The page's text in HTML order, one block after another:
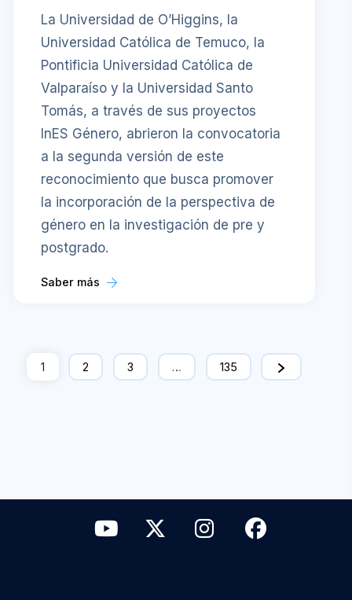
La Universidad de O’Higgins, la
Universidad Católica de Temuco, la
Pontificia Universidad Católica de
Valparaíso y la Universidad Santo
Tomás, a través de sus proyectos
InES Género, abrieron la convocatoria
a la segunda versión de este
reconocimiento que busca promover
la incorporación de la perspectiva de
género en la investigación de pre y
postgrado.
Saber más
1 2 3 … 135